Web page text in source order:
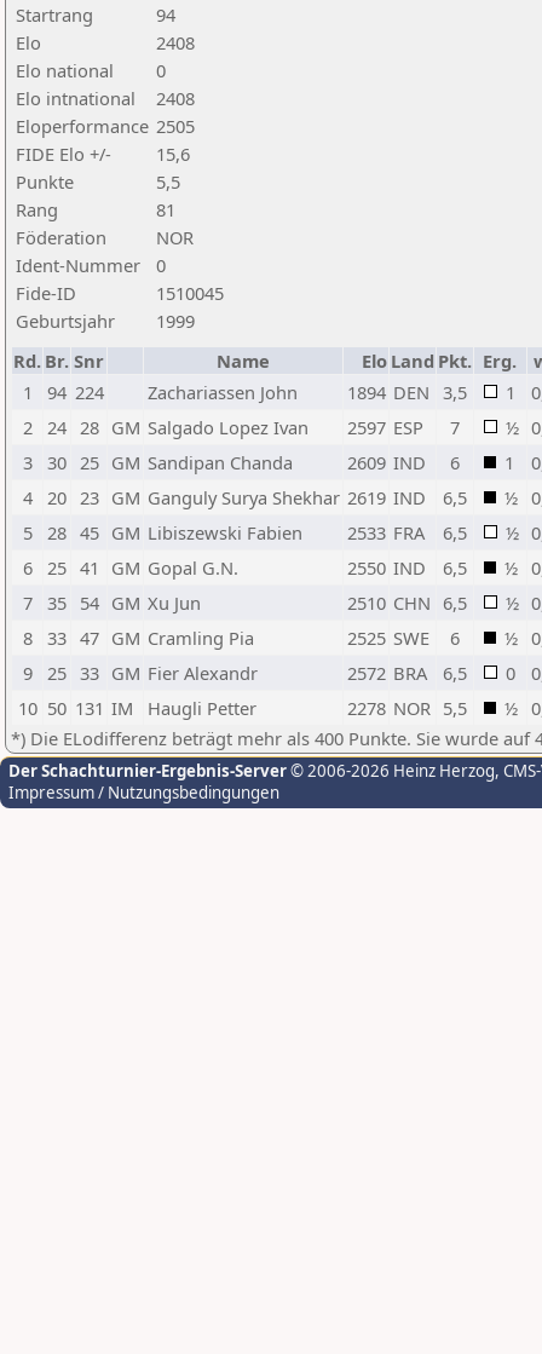
Startrang
94
Elo
2408
Elo national
0
Elo intnational
2408
Eloperformance 2505
FIDE Elo +/-
15,6
Punkte
5,5
Rang
81
Föderation
NOR
Ident-Nummer
0
Fide-ID
1510045
Geburtsjahr
1999
Rd. Br. Snr Name Elo Land Pkt. Erg.
1
94 224 Zachariassen John 1894 DEN 3,5 1
2
24 28 GM Salgado Lopez Ivan 2597 ESP 7 ½
3
30 25 GM Sandipan Chanda 2609 IND 6 1
4
20 23 GM Ganguly Surya Shekhar 2619 IND 6,5 ½
5
28 45 GM Libiszewski Fabien 2533 FRA 6,5 ½
6
25 41 GM Gopal G.N. 2550 IND 6,5 ½
7
35 54 GM Xu Jun 2510 CHN 6,5 ½
8
33 47 GM Cramling Pia 2525 SWE 6 ½
9
25 33 GM Fier Alexandr 2572 BRA 6,5 0
10 50 131 IM Haugli Petter 2278 NOR 5,5 ½
*) Die ELodifferenz beträgt mehr als 400 Punkte. Sie wurde auf
Der Schachturnier-Ergebnis-Server© 2006-2026 Heinz Herzog,
Impressum / Nutzungsbedingungen